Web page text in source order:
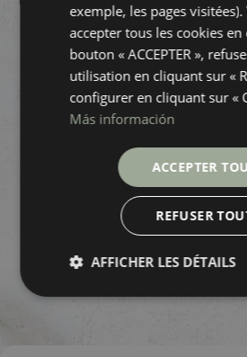
exemple, les pages
accepter tous les cookies
bouton « ACCEPTER »,
utilisation en cliquant sur «
configurer en cliquant sur «
Más información
ACCEPTER
REFUSER
AFFICHER LES DÉTAILS